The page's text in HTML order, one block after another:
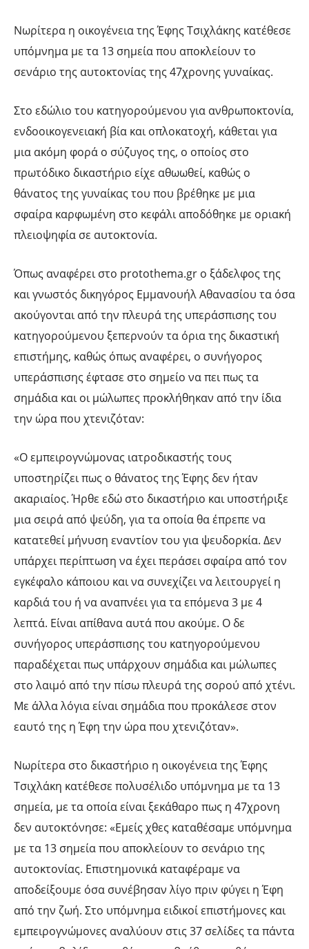
Νωρίτερα η οικογένεια της Έφης Τσιχλάκης κατέθεσε
υπόμνημα με τα 13 σημεία που αποκλείουν το
σενάριο της αυτοκτονίας της 47χρονης γυναίκας.
Στο εδώλιο του κατηγορούμενου για ανθρωποκτονία,
ενδοοικογενειακή βία και οπλοκατοχή, κάθεται για
μια ακόμη φορά ο σύζυγος της, ο οποίος στο
πρωτόδικο δικαστήριο είχε αθωωθεί, καθώς ο
θάνατος της γυναίκας του που βρέθηκε με μια
σφαίρα καρφωμένη στο κεφάλι αποδόθηκε με οριακή
πλειοψηφία σε αυτοκτονία.
Όπως αναφέρει στο protothema.gr ο ξάδελφος της
και γνωστός δικηγόρος Εμμανουήλ Αθανασίου τα όσα
ακούγονται από την πλευρά της υπεράσπισης του
κατηγορούμενου ξεπερνούν τα όρια της δικαστική
επιστήμης, καθώς όπως αναφέρει, ο συνήγορος
υπεράσπισης έφτασε στο σημείο να πει πως τα
σημάδια και οι μώλωπες προκλήθηκαν από την ίδια
την ώρα που χτενιζόταν:
«Ο εμπειρογνώμονας ιατροδικαστής τους
υποστηρίζει πως ο θάνατος της Έφης δεν ήταν
ακαριαίος. Ήρθε εδώ στο δικαστήριο και υποστήριξε
μια σειρά από ψεύδη, για τα οποία θα έπρεπε να
κατατεθεί μήνυση εναντίον του για ψευδορκία. Δεν
υπάρχει περίπτωση να έχει περάσει σφαίρα από τον
εγκέφαλο κάποιου και να συνεχίζει να λειτουργεί η
καρδιά του ή να αναπνέει για τα επόμενα 3 με 4
λεπτά. Είναι απίθανα αυτά που ακούμε. Ο δε
συνήγορος υπεράσπισης του κατηγορούμενου
παραδέχεται πως υπάρχουν σημάδια και μώλωπες
στο λαιμό από την πίσω πλευρά της σορού από χτένι.
Με άλλα λόγια είναι σημάδια που προκάλεσε στον
εαυτό της η Έφη την ώρα που χτενιζόταν».
Νωρίτερα στο δικαστήριο η οικογένεια της Έφης
Τσιχλάκη κατέθεσε πολυσέλιδο υπόμνημα με τα 13
σημεία, με τα οποία είναι ξεκάθαρο πως η 47χρονη
δεν αυτοκτόνησε: «Εμείς χθες καταθέσαμε υπόμνημα
με τα 13 σημεία που αποκλείουν το σενάριο της
αυτοκτονίας. Επιστημονικά καταφέραμε να
αποδείξουμε όσα συνέβησαν λίγο πριν φύγει η Έφη
από την ζωή. Στο υπόμνημα ειδικοί επιστήμονες και
εμπειρογνώμονες αναλύουν στις 37 σελίδες τα πάντα